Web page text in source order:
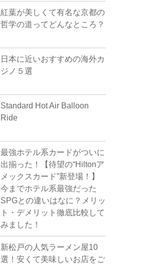
紅葉が美しくて有名な京都の
哲学の道ってどんなところ？
日本に近いおすすめの海外カ
ジノ５選
Standard Hot Air Balloon
Ride
最強ホテル系カードがついに
出揃った！【待望の“Hiltonア
メックスカード”新登場！】
今までホテル系最強だった
SPGとの違いはなに？メリッ
ト・デメリット徹底比較して
みました！
新松戸の人気ラーメン屋10
選！安くて美味しいお店をご